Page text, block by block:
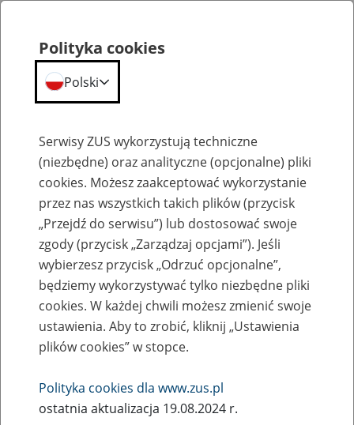
Szkolenia
Zaproś ZUS do siebie - zakładanie profili
eZUS w siedzibie Twojej firmy
Rodzaj wydarzenia
Szkolenia
Polityka cookies
Polski
Serwisy ZUS wykorzystują techniczne
(niezbędne) oraz analityczne (opcjonalne) pliki
cookies. Możesz zaakceptować wykorzystanie
przez nas wszystkich takich plików (przycisk
„Przejdź do serwisu”) lub dostosować swoje
zgody (przycisk „Zarządzaj opcjami”). Jeśli
wybierzesz przycisk „Odrzuć opcjonalne”,
będziemy wykorzystywać tylko niezbędne pliki
cookies. W każdej chwili możesz zmienić swoje
ustawienia. Aby to zrobić, kliknij „Ustawienia
plików cookies” w stopce.
Polityka cookies dla www.zus.pl
ostatnia aktualizacja 19.08.2024 r.